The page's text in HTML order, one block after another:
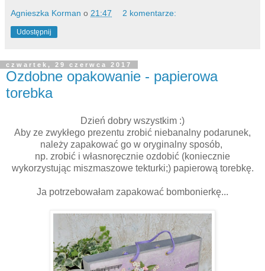
Agnieszka Korman o 21:47 2 komentarze:
Udostępnij
czwartek, 29 czerwca 2017
Ozdobne opakowanie - papierowa
torebka
Dzień dobry wszystkim :)
Aby ze zwykłego prezentu zrobić niebanalny podarunek,
należy zapakować go w oryginalny sposób,
np. zrobić i własnoręcznie ozdobić (koniecznie
wykorzystując miszmaszowe tekturki;) papierową torebkę.
Ja potrzebowałam zapakować bombonierkę...